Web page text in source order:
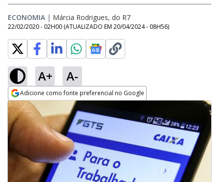
ECONOMIA | Márcia Rodrigues, do R7
22/02/2020 - 02H00 (ATUALIZADO EM 20/04/2024 - 08H56)
A+ A-
Adicione como fonte preferencial no Google
Opens in new window